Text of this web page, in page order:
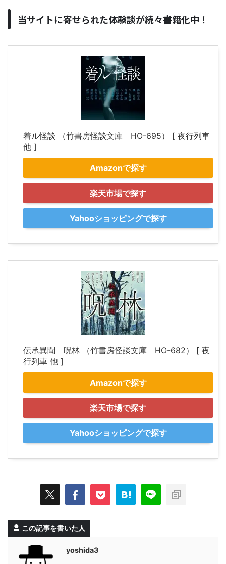
当サイトに寄せられた体験談が続々書籍化中！
着ル怪談 （竹書房怪談文庫 HO-695） [ 夜行列車
他 ]
Amazonで探す
楽天市場で探す
Yahooショッピングで探す
伝承異聞 呪林 （竹書房怪談文庫 HO-682） [ 夜
行列車 他 ]
Amazonで探す
楽天市場で探す
Yahooショッピングで探す
この記事を書いた人
yoshida3